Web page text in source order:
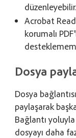
düzenleyebilir.
Acrobat
korumalı
Dosya
Dosya
paylaşarak
Bağlantı
dosyayı daha